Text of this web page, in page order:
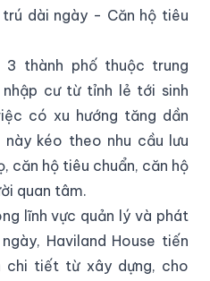
trú dài ngày - Căn hộ tiêu
thành phố thuộc trung
cư từ tỉnh lẻ tới sinh
có xu hướng tăng dần
kéo theo nhu cầu lưu
căn hộ tiêu chuẩn, căn hộ
quan tâm.
lĩnh vực quản lý và phát
Haviland House tiến
chi tiết từ xây dựng, cho